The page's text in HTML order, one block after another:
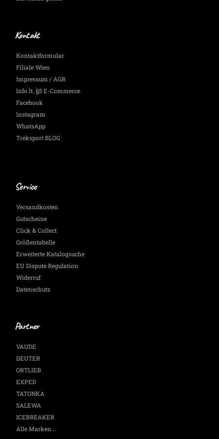
Kontakt
Kontaktformular
Filiale Wien
Impressum / AGB
Info lt. §5 E-Commerce
Facebook
Instagram
WhatsApp
Treksport BLOG
Service
Versandkosten
Gutscheine
Click & Collect
Größentabelle
Erweiterte Katalogsuche
EU Dispute Regulation
Widerruf
Datenschutz
Partner
VAUDE
DEUTER
ORTLIEB
EXPED
TATONKA
SALEWA
ICEBREAKER
Alle Marken...